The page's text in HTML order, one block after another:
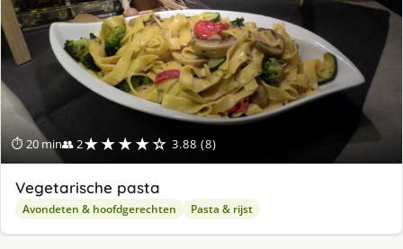
⏱ 20 min👥 2★★★★☆ 3.88 (8)
Vegetarische pasta
Avondeten & hoofdgerechten Pasta & rijst